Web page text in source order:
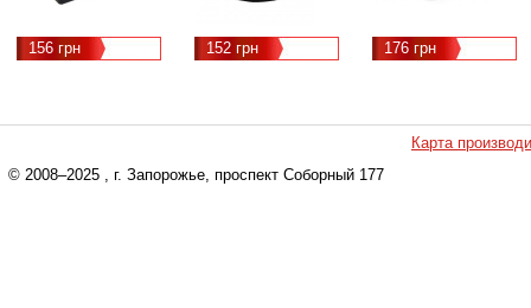
156 грн 152 грн 176 грн
Карта
© 2008–2025 , г. Запорожье, проспект Соборный 177